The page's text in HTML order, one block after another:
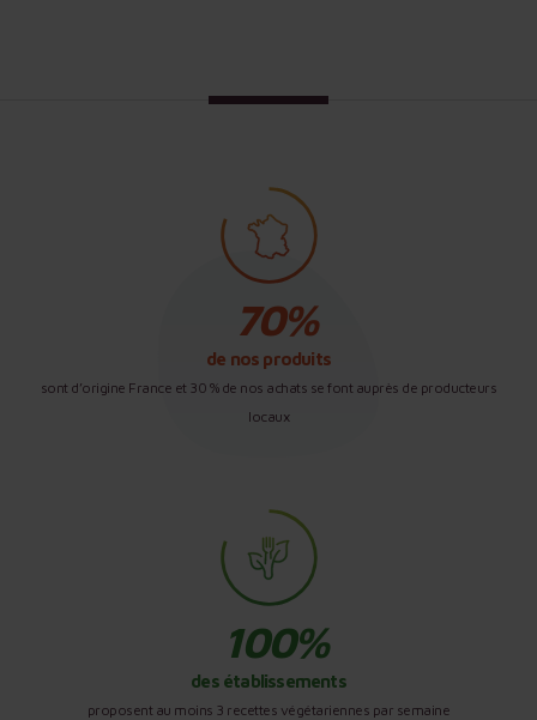
de nos produits
sont d’origine France et 30 % de nos achats se font auprès de producteurs
locaux
des établissements
proposent au moins 3 recettes végétariennes par semaine